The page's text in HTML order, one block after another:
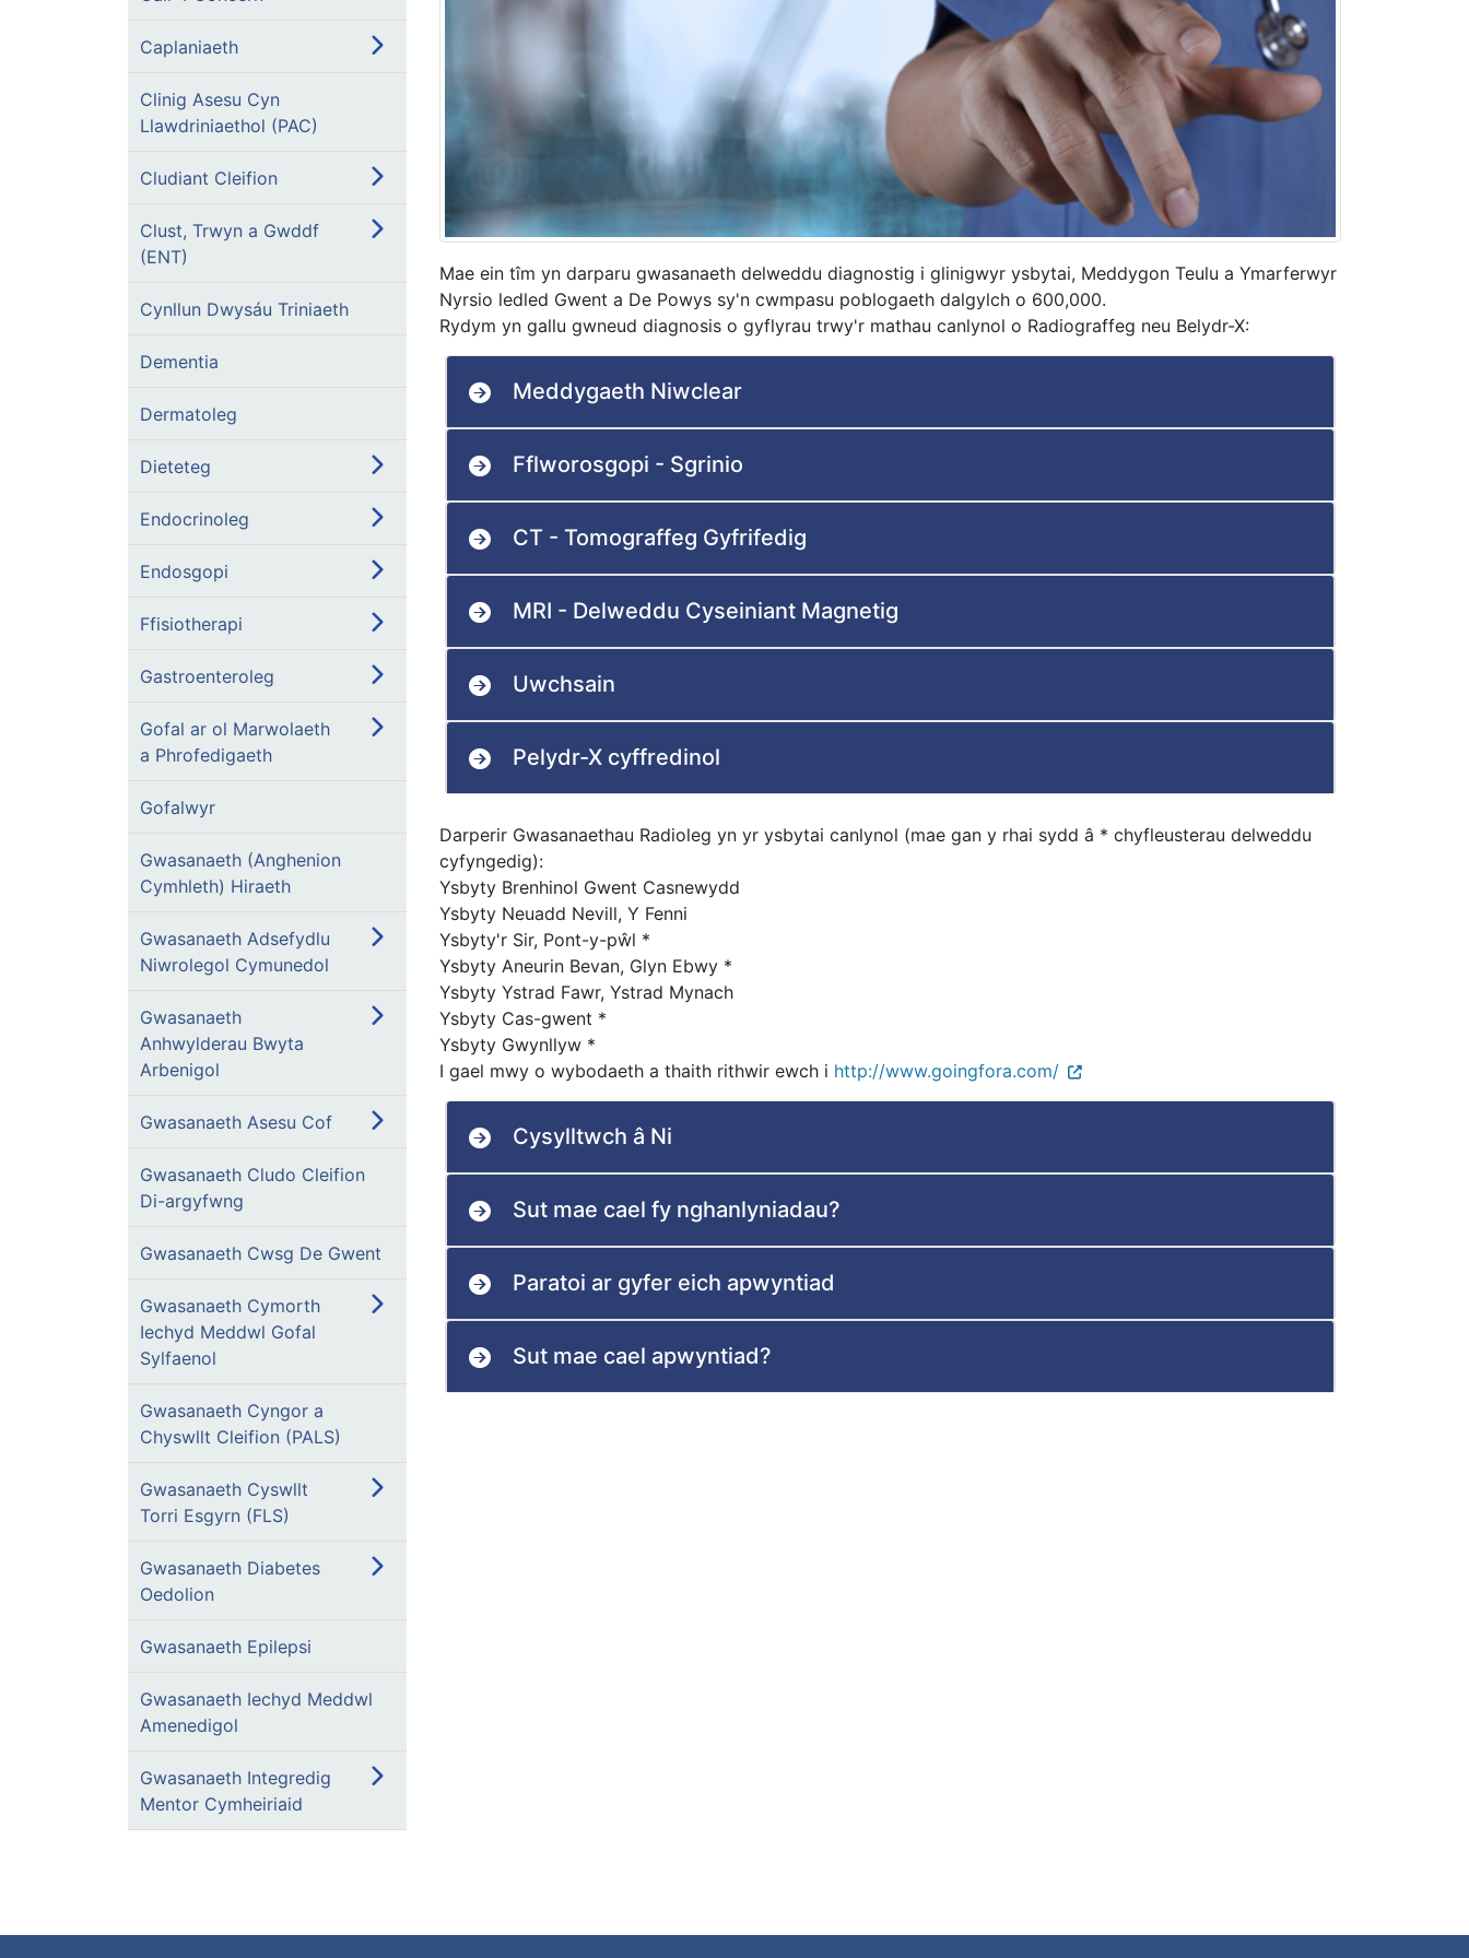
Caplaniaeth
Clinig Asesu Cyn
Llawdriniaethol (PAC)
Cludiant Cleifion
Clust, Trwyn a Gwddf
(ENT)
Cynllun Dwysáu Triniaeth
Dementia
Dermatoleg
Dieteteg
Endocrinoleg
Endosgopi
Ffisiotherapi
Gastroenteroleg
Gofal ar ol Marwolaeth
a Phrofedigaeth
Gofalwyr
Gwasanaeth (Anghenion
Cymhleth) Hiraeth
Gwasanaeth Adsefydlu
Niwrolegol Cymunedol
Gwasanaeth
Anhwylderau Bwyta
Arbenigol
Gwasanaeth Asesu Cof
Gwasanaeth Cludo Cleifion
Di-argyfwng
Gwasanaeth Cwsg De Gwent
Gwasanaeth Cymorth
Iechyd Meddwl Gofal
Sylfaenol
Gwasanaeth Cyngor a
Chyswllt Cleifion (PALS)
Gwasanaeth Cyswllt
Torri Esgyrn (FLS)
Gwasanaeth Diabetes
Oedolion
Gwasanaeth Epilepsi
Gwasanaeth Iechyd Meddwl
Amenedigol
Gwasanaeth Integredig
Mentor Cymheiriaid
Mae ein tîm yn darparu gwasanaeth delweddu diagnostig i glinigwyr ysbytai, Meddygon Teulu a Ymarferwyr
Nyrsio ledled Gwent a De Powys sy'n cwmpasu poblogaeth dalgylch o 600,000.
Rydym yn gallu gwneud diagnosis o gyflyrau trwy'r mathau canlynol o Radiograffeg neu Belydr-X:
Meddygaeth Niwclear
Fflworosgopi - Sgrinio
CT - Tomograffeg Gyfrifedig
MRI - Delweddu Cyseiniant Magnetig
Uwchsain
Pelydr-X cyffredinol
Darperir Gwasanaethau Radioleg yn yr ysbytai canlynol (mae gan y rhai sydd â * chyfleusterau delweddu
cyfyngedig):
Ysbyty Brenhinol Gwent Casnewydd
Ysbyty Neuadd Nevill, Y Fenni
Ysbyty'r Sir, Pont-y-pŵl *
Ysbyty Aneurin Bevan, Glyn Ebwy *
Ysbyty Ystrad Fawr, Ystrad Mynach
Ysbyty Cas-gwent *
Ysbyty Gwynllyw *
I gael mwy o wybodaeth a thaith rithwir ewch i http://www.goingfora.com/
Cysylltwch â Ni
Sut mae cael fy nghanlyniadau?
Paratoi ar gyfer eich apwyntiad
Sut mae cael apwyntiad?